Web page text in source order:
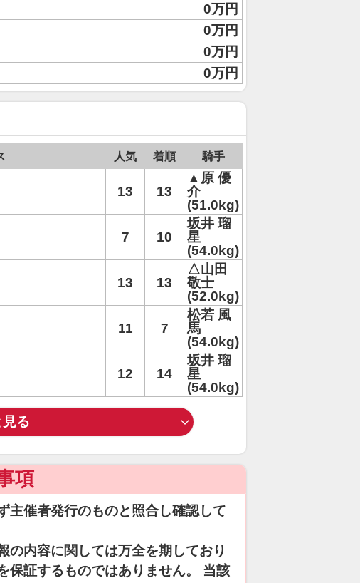
0万円
0万円
0万円
0万円
人気 着順 騎手
13 13
▲原 優
介
(51.0kg)
7 10
坂井 瑠
星
(54.0kg)
13 13
△山田
敬士
(52.0kg)
11 7
松若 風
馬
(54.0kg)
12 14
坂井 瑠
星
(54.0kg)
見る
項
主催者発行のものと照合し確認して
の内容に関しては万全を期しており
保証するものではありません。 当該